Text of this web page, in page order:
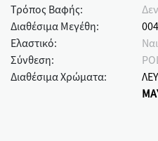
Τρόπος Βαφής:
Διαθέσιμα Μεγέθη:
004
Ελαστικό:
Ναι
Σύνθεση:
Διαθέσιμα Χρώματα: